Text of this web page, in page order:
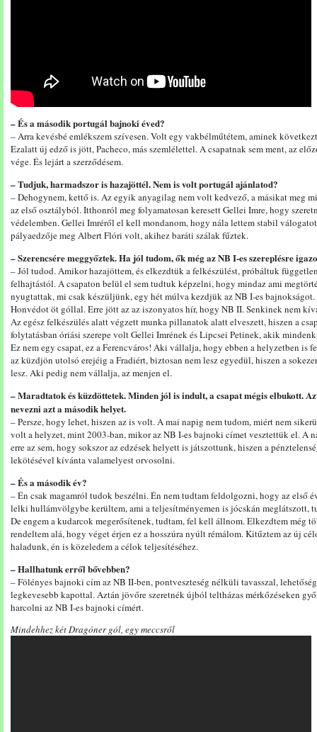
– És a második portugál bajnoki éved?
– Arra kevésbé emlékszem szívesen. Volt egy vakbélműtétem, aminek
Ezalatt új edző is jött, Pacheco, más szemlélettel. A csapatnak sem ment, az
vége. És lejárt a szerződésem.
– Tudjuk, harmadszor is hazajöttél. Nem is volt portugál ajánlatod?
– Dehogynem, kettő is. Az egyik anyagilag nem volt kedvező, a másikat meg
az első osztályból. Itthonról meg folyamatosan keresett Gellei Imre, hogy
védelemben. Gellei Imréről el kell mondanom, hogy nála lettem stabil
pályaedzője meg Albert Flóri volt, akihez baráti szálak fűztek.
– Szerencsére meggyőztek. Ha jól tudom, ők még az NB I-es szereplésre
– Jól tudod. Amikor hazajöttem, és elkezdtük a felkészülést, próbáltuk
felhajtástól. A csapaton belül el sem tudtuk képzelni, hogy mindaz ami
nyugtattak, mi csak készüljünk, egy hét múlva kezdjük az NB I-es
Honvédot öt góllal. Erre jött az az iszonyatos hír, hogy NB II. Senkinek nem
Az egész felkészülés alatt végzett munka pillanatok alatt elveszett, hiszen a
folytatásban óriási szerepe volt Gellei Imrének és Lipcsei Petinek, akik
Ez nem egy csapat, ez a Ferencváros! Aki vállalja, hogy ebben a helyzetben is
az küzdjön utolsó erejéig a Fradiért, biztosan nem lesz egyedül, hiszen a
lesz. Aki pedig nem vállalja, az menjen el.
– Maradtatok és küzdöttetek. Minden jól is indult, a csapat mégis elbukott.
nevezni azt a második helyet.
– Persze, hogy lehet, hiszen az is volt. A mai napig nem tudom, miért nem
volt a helyzet, mint 2003-ban, mikor az NB I-es bajnoki címet vesztettük el. A
erre az sem, hogy sokszor az edzések helyett is játszottunk, hiszen a
lekötésével kívánta valamelyest orvosolni.
– És a második év?
– Én csak magamról tudok beszélni. Én nem tudtam feldolgozni, hogy az első
lelki hullámvölgybe kerültem, ami a teljesítményemen is jócskán meglátszott,
De engem a kudarcok megerősítenek, tudtam, fel kell állnom. Elkezdtem még
rendeltem alá, hogy véget érjen ez a hosszúra nyúlt rémálom. Kitűztem az új
haladunk, én is közeledem a célok teljesítéséhez.
– Hallhatunk erről bővebben?
– Fölényes bajnoki cím az NB II-ben, pontveszteség nélküli tavasszal,
legkevesebb kapottal. Aztán jövőre szeretnék újból teltházas mérkőzéseken
harcolni az NB I-es bajnoki címért.
Mindehhez két Dragóner gól, egy meccsről